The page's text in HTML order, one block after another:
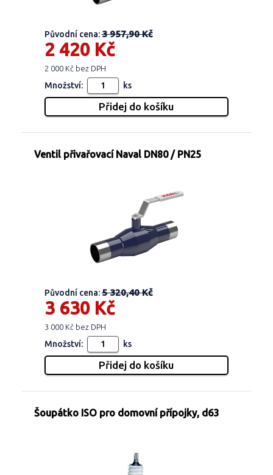
Původní cena:3 957,90 Kč
2 420 Kč
2 000 Kč bez DPH
Množství: ks
Ventil přivařovací Naval DN80 / PN25
Původní cena:5 320,40 Kč
3 630 Kč
3 000 Kč bez DPH
Množství: ks
Šoupátko ISO pro domovní přípojky, d63